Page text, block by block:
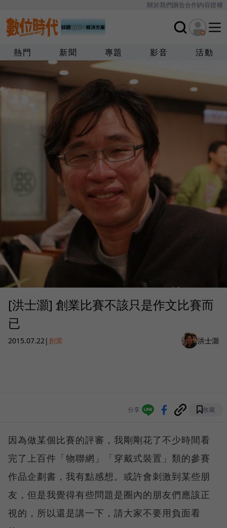
關於我們廣告合作內容授權
熱門 新聞 專題 影音 活動
[洪士灝] 創業比賽不該只是作文比賽而
已
2015.07.22 |創業 洪士灝
分享 收藏
因為做某個比賽的評審，我剛剛花了不少時間看
完了上百件「物聯網」「穿戴式裝置」類的參賽
作品企劃書，我有點感想。或許會刺激到某些朋
友，但是我覺得有些問題是圈內的朋友們應該正
視的，所以還是講一下，請大家不要用負面看